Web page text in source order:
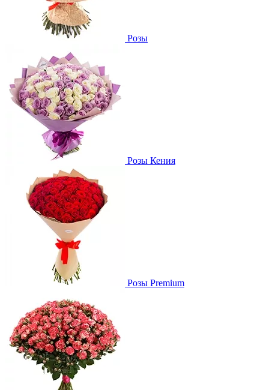
Розы
Розы Кения
Розы Premium